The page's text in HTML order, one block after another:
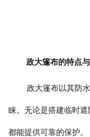
政大篷布的特点
政大篷布以其防
睐。无论是搭建临时
都能提供可靠的保护。